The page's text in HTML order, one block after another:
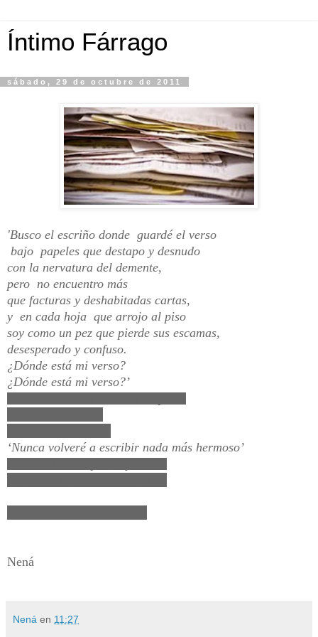
Íntimo Fárrago
sábado, 29 de octubre de 2011
'Busco el escriño donde guardé el verso
bajo papeles que destapo y desnudo
con la nervatura del demente,
pero no encuentro más
que facturas y deshabitadas cartas,
y en cada hoja que arrojo al piso
soy como un pez que pierde sus escamas,
desesperado y confuso.
¿Dónde está mi verso?
¿Dónde está mi verso?’
‘Nunca volveré a escribir nada más hermoso’
Nená
Nená en 11:27